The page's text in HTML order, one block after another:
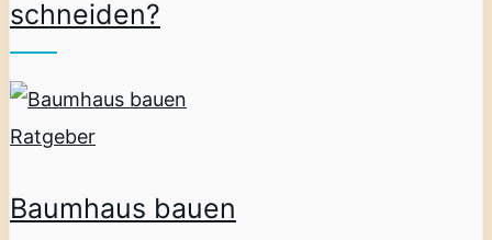
schneiden?
Ratgeber
Baumhaus bauen